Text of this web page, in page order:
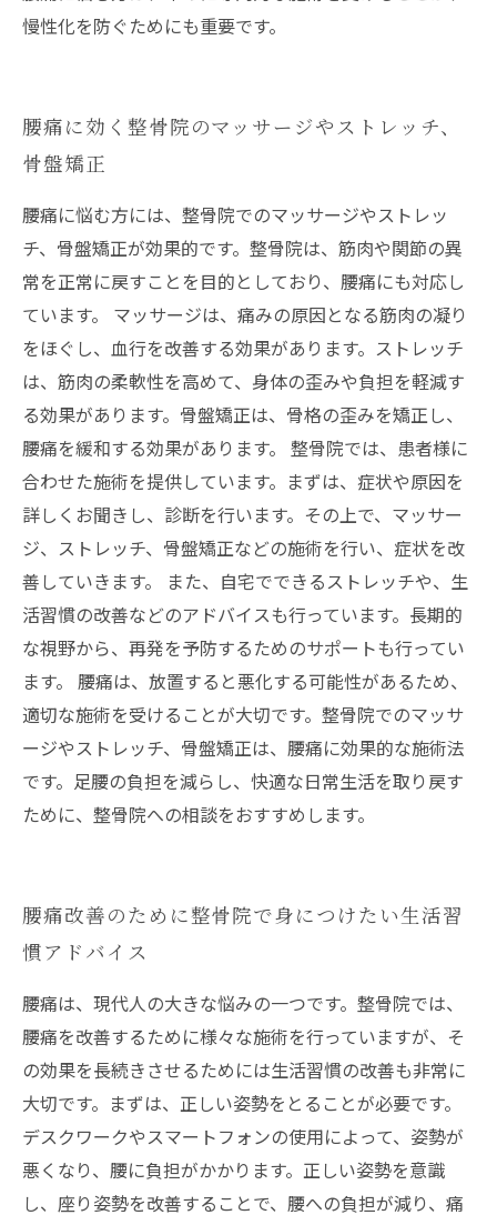
慢性化を防ぐためにも重要です。
腰痛に効く整骨院のマッサージやストレッチ、
骨盤矯正
腰痛に悩む方には、整骨院でのマッサージやストレッ
チ、骨盤矯正が効果的です。整骨院は、筋肉や関節の異
常を正常に戻すことを目的としており、腰痛にも対応し
ています。 マッサージは、痛みの原因となる筋肉の凝り
をほぐし、血行を改善する効果があります。ストレッチ
は、筋肉の柔軟性を高めて、身体の歪みや負担を軽減す
る効果があります。骨盤矯正は、骨格の歪みを矯正し、
腰痛を緩和する効果があります。 整骨院では、患者様に
合わせた施術を提供しています。まずは、症状や原因を
詳しくお聞きし、診断を行います。その上で、マッサー
ジ、ストレッチ、骨盤矯正などの施術を行い、症状を改
善していきます。 また、自宅でできるストレッチや、生
活習慣の改善などのアドバイスも行っています。長期的
な視野から、再発を予防するためのサポートも行ってい
ます。 腰痛は、放置すると悪化する可能性があるため、
適切な施術を受けることが大切です。整骨院でのマッサ
ージやストレッチ、骨盤矯正は、腰痛に効果的な施術法
です。足腰の負担を減らし、快適な日常生活を取り戻す
ために、整骨院への相談をおすすめします。
腰痛改善のために整骨院で身につけたい生活習
慣アドバイス
腰痛は、現代人の大きな悩みの一つです。整骨院では、
腰痛を改善するために様々な施術を行っていますが、そ
の効果を長続きさせるためには生活習慣の改善も非常に
大切です。まずは、正しい姿勢をとることが必要です。
デスクワークやスマートフォンの使用によって、姿勢が
悪くなり、腰に負担がかかります。正しい姿勢を意識
し、座り姿勢を改善することで、腰への負担が減り、痛